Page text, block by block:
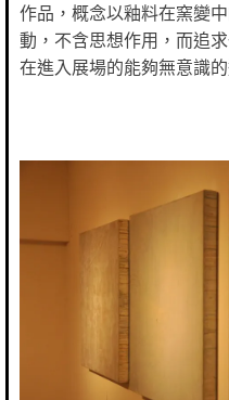
作品，概念以釉料在窯變
動，不含思想作用，而追
在進入展場的能夠無意識